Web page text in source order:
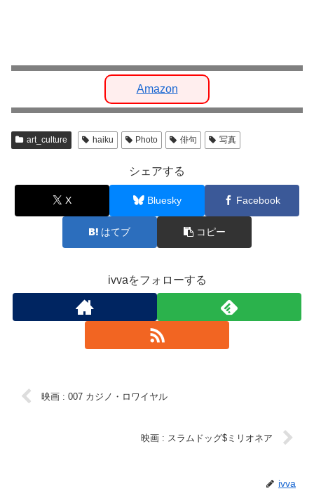
Amazon
art_culture haiku Photo 俳句 写真
シェアする
X Bluesky Facebook
はてブ コピー
ivvaをフォローする
映画 : 007 カジノ・ロワイヤル
映画 : スラムドッグ$ミリオネア
ivva